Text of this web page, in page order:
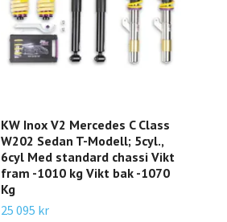
KW Inox V2 Mercedes C Class
W202 Sedan T-Modell; 5cyl.,
6cyl Med standard chassi Vikt
fram -1010 kg Vikt bak -1070
Kg
25 095 kr